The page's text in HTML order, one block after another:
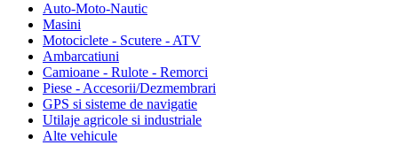
Auto-Moto-Nautic
Masini
Motociclete - Scutere - ATV
Ambarcatiuni
Camioane - Rulote - Remorci
Piese - Accesorii/Dezmembrari
GPS si sisteme de navigatie
Utilaje agricole si industriale
Alte vehicule